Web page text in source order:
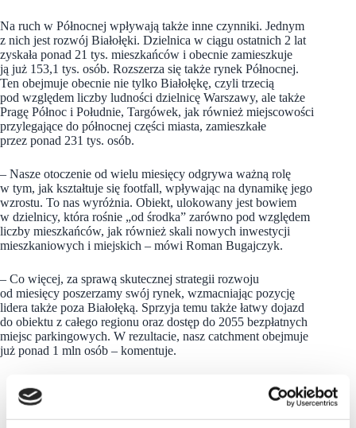
Na ruch w Północnej wpływają także inne czynniki. Jednym
z nich jest rozwój Białołęki. Dzielnica w ciągu ostatnich 2 lat
zyskała ponad 21 tys. mieszkańców i obecnie zamieszkuje
ją już 153,1 tys. osób. Rozszerza się także rynek Północnej.
Ten obejmuje obecnie nie tylko Białołękę, czyli trzecią
pod względem liczby ludności dzielnicę Warszawy, ale także
Pragę Północ i Południe, Targówek, jak również miejscowości
przylegające do północnej części miasta, zamieszkałe
przez ponad 231 tys. osób.
– Nasze otoczenie od wielu miesięcy odgrywa ważną rolę
w tym, jak kształtuje się footfall, wpływając na dynamikę jego
wzrostu. To nas wyróżnia. Obiekt, ulokowany jest bowiem
w dzielnicy, która rośnie „od środka” zarówno pod względem
liczby mieszkańców, jak również skali nowych inwestycji
mieszkaniowych i miejskich – mówi Roman Bugajczyk.
– Co więcej, za sprawą skutecznej strategii rozwoju
od miesięcy poszerzamy swój rynek, wzmacniając pozycję
lidera także poza Białołęką. Sprzyja temu także łatwy dojazd
do obiektu z całego regionu oraz dostęp do 2055 bezpłatnych
miejsc parkingowych. W rezultacie, nasz catchment obejmuje
już ponad 1 mln osób – komentuje.